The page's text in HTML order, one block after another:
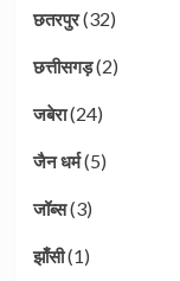
छतरपुर(32)
छत्तीसगड़(2)
जबेरा(24)
जैन धर्म(5)
जॉब्स(3)
झाँसी(1)